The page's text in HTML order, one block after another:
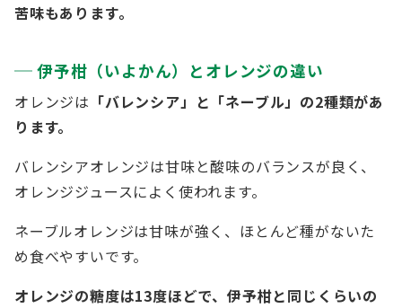
苦味もあります。
伊予柑（いよかん）とオレンジの違い
オレンジは 「バレンシア」と「ネーブル」の2種類があ
ります。
バレンシアオレンジは甘味と酸味のバランスが良く、
オレンジジュースによく使われます。
ネーブルオレンジは甘味が強く、ほとんど種がないた
め食べやすいです。
オレンジの糖度は13度ほどで、伊予柑と同じくらいの